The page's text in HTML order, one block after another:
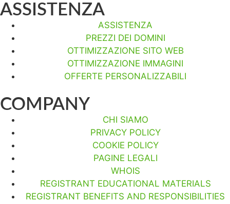
ASSISTENZA
ASSISTENZA
PREZZI DEI DOMINI
OTTIMIZZAZIONE SITO WEB
OTTIMIZZAZIONE IMMAGINI
OFFERTE PERSONALIZZABILI
COMPANY
CHI SIAMO
PRIVACY POLICY
COOKIE POLICY
PAGINE LEGALI
WHOIS
REGISTRANT EDUCATIONAL MATERIALS
REGISTRANT BENEFITS AND RESPONSIBILITIES